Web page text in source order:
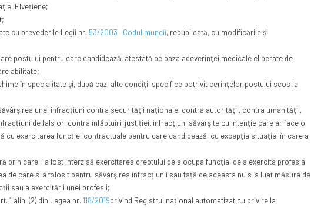
Elveţiene;
cu prevederile Legii nr. 53/2003– Codul muncii, republicată, cu modificările şi
postului pentru care candidează, atestată pe baza adeverinţei medicale eliberate de
abilitate;
în specialitate şi, după caz, alte condiţii specifice potrivit cerinţelor postului scos la
unei infracţiuni contra securităţii naţionale, contra autorităţii, contra umanităţii,
de fals ori contra înfăptuirii justiţiei, infracţiuni săvârşite cu intenţie care ar face o
cu exercitarea funcţiei contractuale pentru care candidează, cu excepţia situaţiei în care a
prin care i-a fost interzisă exercitarea dreptului de a ocupa funcţia, de a exercita profesia
de care s-a folosit pentru săvârşirea infracţiunii sau faţă de aceasta nu s-a luat măsura de
sau a exercitării unei profesii;
1 alin. (2) din Legea nr. 118/2019privind Registrul naţional automatizat cu privire la